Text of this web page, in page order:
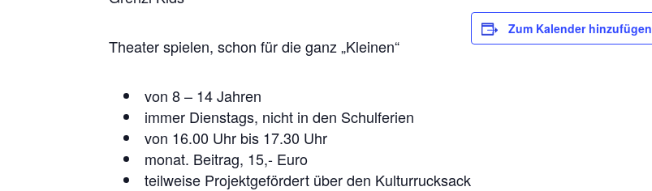
Theater spielen, schon für die ganz „Kleinen“
von 8 – 14 Jahren
immer Dienstags, nicht in den Schulferien
von 16.00 Uhr bis 17.30 Uhr
monat. Beitrag, 15,- Euro
teilweise Projektgefördert über den Kulturrucksack
Zum Kalender hinzufügen